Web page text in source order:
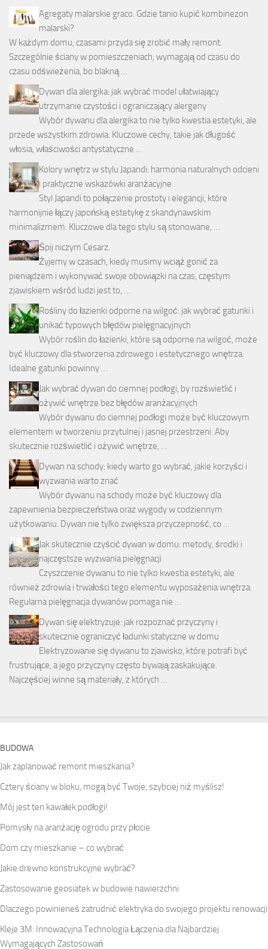
Agregaty malarskie graco. Gdzie tanio kupić kombinezon
malarski?
W każdym domu, czasami przyda się zrobić mały remont.
Szczególnie ściany w pomieszczeniach, wymagają od czasu do
czasu odświeżenia, bo blakną …
Dywan dla alergika: jak wybrać model ułatwiający
utrzymanie czystości i ograniczający alergeny
Wybór dywanu dla alergika to nie tylko kwestia estetyki, ale
przede wszystkim zdrowia. Kluczowe cechy, takie jak długość
włosia, właściwości antystatyczne …
Kolory wnętrz w stylu Japandi: harmonia naturalnych odcieni
i praktyczne wskazówki aranżacyjne
Styl Japandi to połączenie prostoty i elegancji, które
harmonijnie łączy japońską estetykę z skandynawskim
minimalizmem. Kluczowe dla tego stylu są stonowane, …
Śpij niczym Cesarz.
Żyjemy w czasach, kiedy musimy wciąż gonić za
pieniądzem i wykonywać swoje obowiązki na czas, częstym
zjawiskiem wśród ludzi jest to, …
Rośliny do łazienki odporne na wilgoć: jak wybrać gatunki i
unikać typowych błędów pielęgnacyjnych
Wybór roślin do łazienki, które są odporne na wilgoć, może
być kluczowy dla stworzenia zdrowego i estetycznego wnętrza.
Idealne gatunki powinny …
Jak wybrać dywan do ciemnej podłogi, by rozświetlić i
ożywić wnętrze bez błędów aranżacyjnych
Wybór dywanu do ciemnej podłogi może być kluczowym
elementem w tworzeniu przytulnej i jasnej przestrzeni. Aby
skutecznie rozświetlić i ożywić wnętrze, …
Dywan na schody: kiedy warto go wybrać, jakie korzyści i
wyzwania warto znać
Wybór dywanu na schody może być kluczowy dla
zapewnienia bezpieczeństwa oraz wygody w codziennym
użytkowaniu. Dywan nie tylko zwiększa przyczepność, co …
Jak skutecznie czyścić dywan w domu: metody, środki i
najczęstsze wyzwania pielęgnacji
Czyszczenie dywanu to nie tylko kwestia estetyki, ale
również zdrowia i trwałości tego elementu wyposażenia wnętrza.
Regularna pielęgnacja dywanów pomaga nie …
Dywan się elektryzuje: jak rozpoznać przyczyny i
skutecznie ograniczyć ładunki statyczne w domu
Elektryzowanie się dywanu to zjawisko, które potrafi być
frustrujące, a jego przyczyny często bywają zaskakujące.
Najczęściej winne są materiały, z których …
BUDOWA
Jak zaplanować remont mieszkania?
Cztery ściany w bloku, mogą być Twoje, szybciej niż myślisz!
Mój jest ten kawałek podłogi!
Pomysły na aranżację ogrodu przy płocie
Dom czy mieszkanie – co wybrać
Jakie drewno konstrukcyjne wybrać?
Zastosowanie geosiatek w budowie nawierzchni
Dlaczego powinieneś zatrudnić elektryka do swojego projektu renowacji
Kleje 3M: Innowacyjna Technologia Łączenia dla Najbardziej
Wymagających Zastosowań